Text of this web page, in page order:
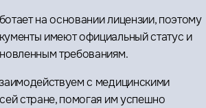
на основании лицензии, поэтому
имеют официальный статус и
требованиям.
с медицинскими
стране, помогая им успешно